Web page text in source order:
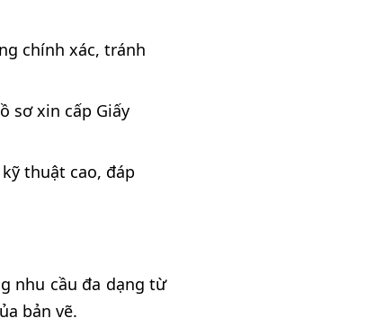
chính xác, tránh
sơ xin cấp Giấy
thuật cao, đáp
nhu cầu đa dạng từ
bản vẽ.